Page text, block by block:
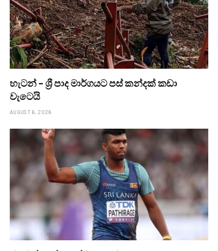
හැටන් – ශ්‍රී පාද මාර්ගයට පස් කන්දක් කඩා
වැටෙයි
AUGUST 6, 2026